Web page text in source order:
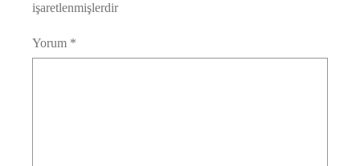
işaretlenmişlerdir
Yorum *